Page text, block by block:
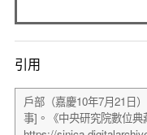
引用